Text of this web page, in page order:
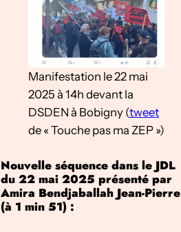
Manifestation le 22 mai
2025 à 14h devant la
DSDEN à Bobigny (tweet
de « Touche pas ma ZEP »)
Nouvelle séquence dans le JDL
du 22 mai 2025 présenté par
Amira Bendjaballah Jean-Pierre
(à 1 min 51) :